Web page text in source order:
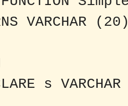
VARCHAR
s